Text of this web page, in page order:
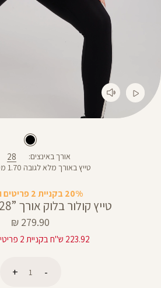
20% בקניית 2 פריטים ומעלה
טייץ קולור בלוק אורך ”28 מבד nero
מחיר
מוצר
279.90 ₪
223.92 ש"ח בקניית 2 פריטים ומעלה
אורך באינצים 28
טייץ באורך מלא לגובה 1.70 מטר ומעלה